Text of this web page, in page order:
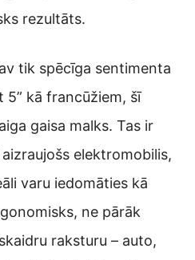
rezultāts.
tik spēcīga sentimenta
5” kā francūžiem, šī
gaisa malks. Tas ir
elektromobilis,
varu iedomāties kā
ne pārāk
raksturu – auto,